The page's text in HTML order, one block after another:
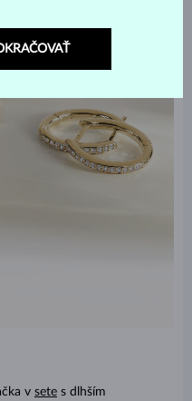
v sete s dlhším